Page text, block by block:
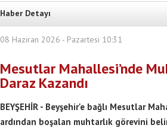
Haber Detayı
08 Haziran 2026 - Pazartesi 10:31
Mesutlar Mahallesi’nde
Daraz Kazandı
BEYŞEHİR - Beyşehir'e bağlı Mesutlar
ardından boşalan muhtarlık görevini